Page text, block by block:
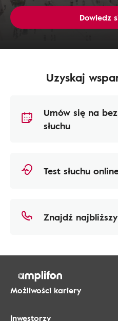
Dowiedz
Uzyskaj
Umów się na
słuchu
Test słuchu
Znajdź
Możliwości kariery
Inwestorzy